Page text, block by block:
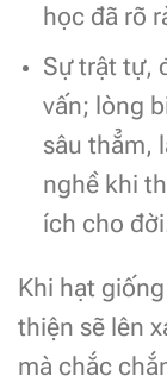
học đã rõ
Sự trật tự,
vấn; lòng
sâu thẳm,
nghề khi
ích cho
Khi hạt
thiện sẽ lên
mà chắc